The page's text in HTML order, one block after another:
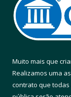
Muito mais que
Realizamos uma
contrato que